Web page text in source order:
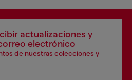
actualizaciones y
electrónico
de nuestras colecciones y